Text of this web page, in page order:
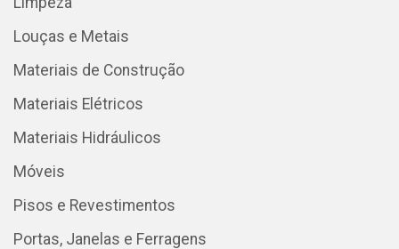
Louças e Metais
Materiais de Construção
Materiais Elétricos
Materiais Hidráulicos
Móveis
Pisos e Revestimentos
Portas, Janelas e Ferragens